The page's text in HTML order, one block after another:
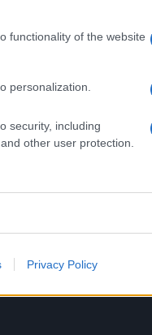
functionality of the website
personalization.
security, including
other user protection.
Privacy Policy
in coma:
il Lazio torna in
anti-Covid